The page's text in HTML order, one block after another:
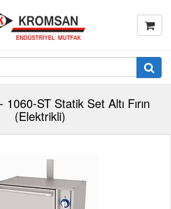
ST Statik Set Altı Fırın
(Elektrikli)